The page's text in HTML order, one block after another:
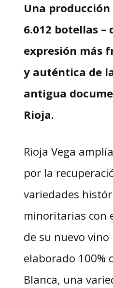
Una
6.012 botellas –
expresión más
y auténtica de
antigua
Rioja.
Rioja Vega
por la
variedades
minoritarias con
de su nuevo vino
elaborado 100%
Blanca, una